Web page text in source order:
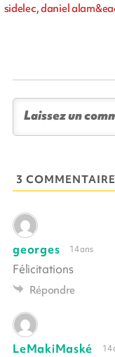
sidelec, daniel
3
georges 14 ans
Félicitations
Répondre
LeMakiMaské 14